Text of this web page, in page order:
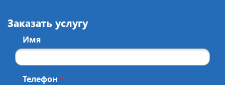
Заказать услугу
Имя
Телефон *